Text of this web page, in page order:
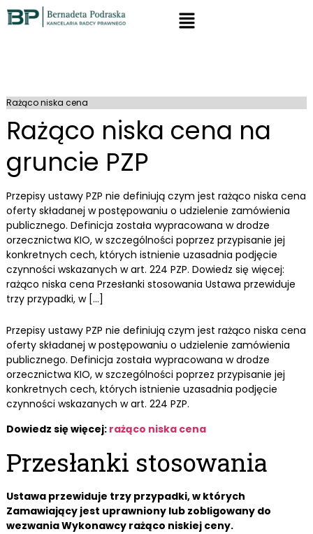
Rażąco niska cena
Rażąco niska cena na
gruncie PZP
Przepisy ustawy PZP nie definiują czym jest rażąco niska cena
oferty składanej w postępowaniu o udzielenie zamówienia
publicznego. Definicja została wypracowana w drodze
orzecznictwa KIO, w szczególności poprzez przypisanie jej
konkretnych cech, których istnienie uzasadnia podjęcie
czynności wskazanych w art. 224 PZP. Dowiedz się więcej:
rażąco niska cena Przesłanki stosowania Ustawa przewiduje
trzy przypadki, w […]
Przepisy ustawy PZP nie definiują czym jest rażąco niska cena
oferty składanej w postępowaniu o udzielenie zamówienia
publicznego. Definicja została wypracowana w drodze
orzecznictwa KIO, w szczególności poprzez przypisanie jej
konkretnych cech, których istnienie uzasadnia podjęcie
czynności wskazanych w art. 224 PZP.
Dowiedz się więcej: rażąco niska cena
Przesłanki stosowania
Ustawa przewiduje trzy przypadki, w których
Zamawiający jest uprawniony lub zobligowany do
wezwania Wykonawcy rażąco niskiej ceny.